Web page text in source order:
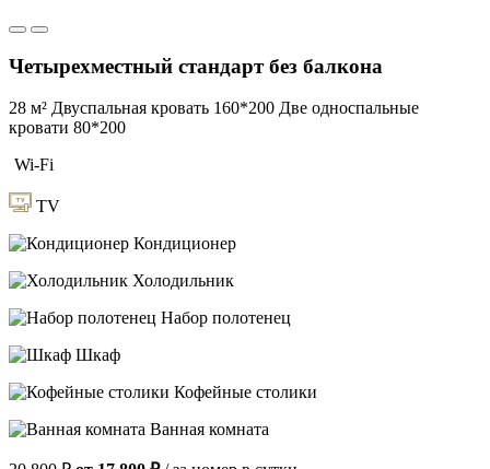
Четырехместный стандарт без балкона
28 м² Двуспальная кровать 160*200 Две односпальные
кровати 80*200
Wi-Fi
TV
Кондиционер
Холодильник
Набор полотенец
Шкаф
Кофейные столики
Ванная комната